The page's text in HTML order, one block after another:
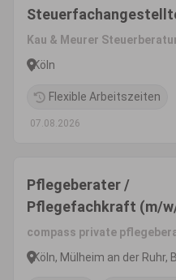
Kau & Meurer
Köln
Flexible Arbeitszeiten
07.08.2026
Pflegeberater /
Pflegefachkraft (m/
compass private
Köln, Mülheim an der Ruhr,